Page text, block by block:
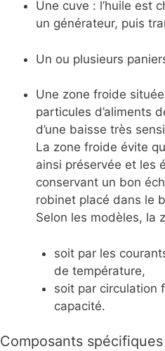
Une cuve : l’huile est
un générateur, puis
Un ou plusieurs
Une zone froide
particules d’aliments
d’une baisse très
La zone froide évite
ainsi préservée et les
conservant un bon
robinet placé dans le
Selon les modèles, la
soit par les
de température,
soit par circulation
capacité.
Composants